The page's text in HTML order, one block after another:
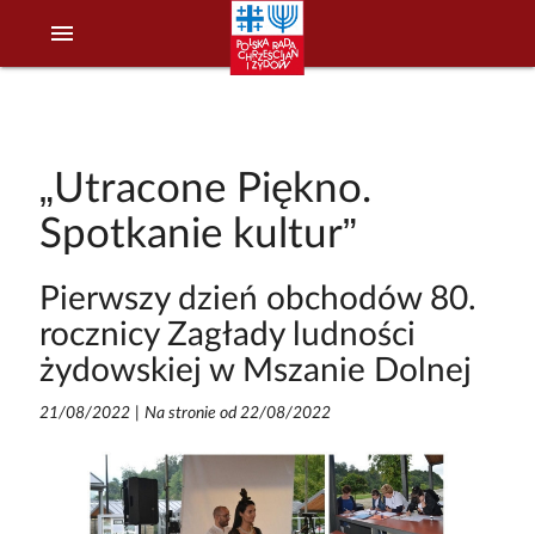
menu
„Utracone Piękno.
Spotkanie kultur”
Pierwszy dzień obchodów 80.
rocznicy Zagłady ludności
żydowskiej w Mszanie Dolnej
21/08/2022| Na stronie od 22/08/2022